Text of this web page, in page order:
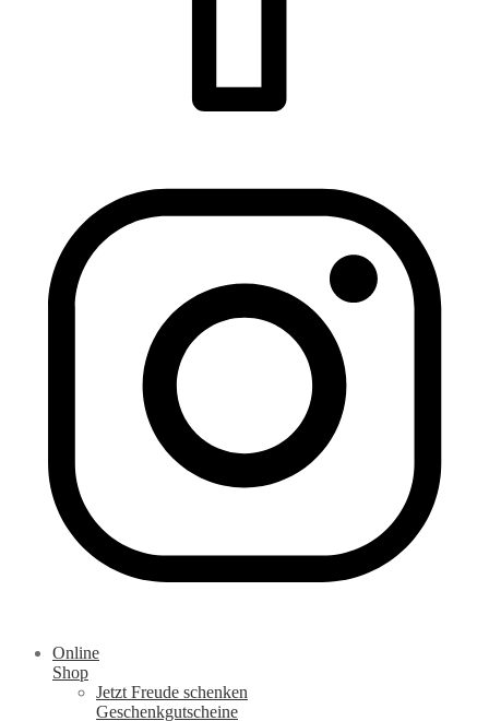
Online
Shop
Jetzt Freude schenken
Geschenkgutscheine